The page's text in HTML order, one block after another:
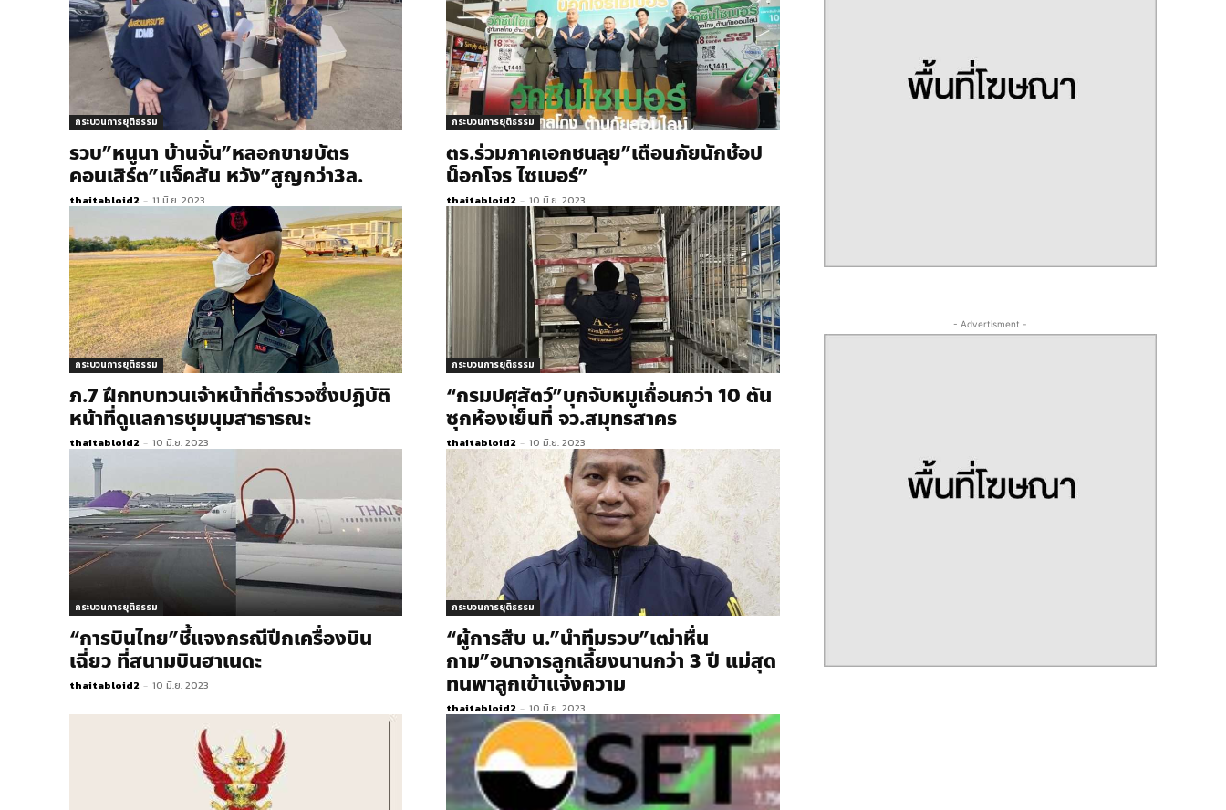
กระบวนการยุติธรรม
รวบ”หนูนา บ้านจั่น”หลอกขายบัตร
คอนเสิร์ต”แจ็คสัน หวัง”สูญกว่า3ล.
thaitabloid2 - 11 มิ.ย. 2023
กระบวนการยุติธรรม
ตร.ร่วมภาคเอกชนลุย”เตือนภัยนักช้อป
น็อกโจร ไซเบอร์”
thaitabloid2 - 10 มิ.ย. 2023
กระบวนการยุติธรรม
ภ.7 ฝึกทบทวนเจ้าหน้าที่ตำรวจซึ่งปฎิบัติ
หน้าที่ดูแลการชุมนุมสาธารณะ
thaitabloid2 - 10 มิ.ย. 2023
กระบวนการยุติธรรม
“กรมปศุสัตว์”บุกจับหมูเถื่อนกว่า 10 ตัน
ซุกห้องเย็นที่ จว.สมุทรสาคร
thaitabloid2 - 10 มิ.ย. 2023
กระบวนการยุติธรรม
“การบินไทย”ชี้แจงกรณีปีกเครื่องบิน
เฉี่ยว ที่สนามบินฮาเนดะ
thaitabloid2 - 10 มิ.ย. 2023
กระบวนการยุติธรรม
“ผู้การสืบ น.”นำทีมรวบ”เฒ่าหื่น
กาม”อนาจารลูกเลี้ยงนานกว่า 3 ปี แม่สุด
ทนพาลูกเข้าแจ้งความ
thaitabloid2 - 10 มิ.ย. 2023
- Advertisment -